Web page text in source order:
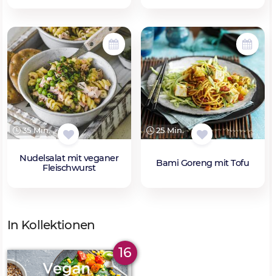
35 Min.
Nudelsalat mit veganer
Fleischwurst
25 Min.
Bami Goreng mit Tofu
In Kollektionen
16